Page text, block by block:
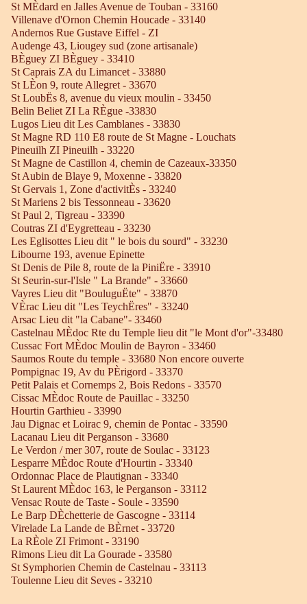
St MÈdard en Jalles Avenue de Touban - 33160
Villenave d'Ornon Chemin Houcade - 33140
Andernos Rue Gustave Eiffel - ZI
Audenge 43, Liougey sud (zone artisanale)
BÈguey ZI BÈguey - 33410
St Caprais ZA du Limancet - 33880
St LÈon 9, route Allegret - 33670
St LoubËs 8, avenue du vieux moulin - 33450
Belin Beliet ZI La RÈgue -33830
Lugos Lieu dit Les Camblanes - 33830
St Magne RD 110 E8 route de St Magne - Louchats
Pineuilh ZI Pineuilh - 33220
St Magne de Castillon 4, chemin de Cazeaux-33350
St Aubin de Blaye 9, Moxenne - 33820
St Gervais 1, Zone d'activitÈs - 33240
St Mariens 2 bis Tessonneau - 33620
St Paul 2, Tigreau - 33390
Coutras ZI d'Eygretteau - 33230
Les Eglisottes Lieu dit " le bois du sourd" - 33230
Libourne 193, avenue Epinette
St Denis de Pile 8, route de la PiniËre - 33910
St Seurin-sur-l'Isle " La Brande" - 33660
Vayres Lieu dit "BouluguËte" - 33870
VÈrac Lieu dit "Les TeychËres" - 33240
Arsac Lieu dit "la Cabane"- 33460
Castelnau MÈdoc Rte du Temple lieu dit "le Mont d'or"-33480
Cussac Fort MÈdoc Moulin de Bayron - 33460
Saumos Route du temple - 33680 Non encore ouverte
Pompignac 19, Av du PÈrigord - 33370
Petit Palais et Cornemps 2, Bois Redons - 33570
Cissac MÈdoc Route de Pauillac - 33250
Hourtin Garthieu - 33990
Jau Dignac et Loirac 9, chemin de Pontac - 33590
Lacanau Lieu dit Perganson - 33680
Le Verdon / mer 307, route de Soulac - 33123
Lesparre MÈdoc Route d'Hourtin - 33340
Ordonnac Place de Plautignan - 33340
St Laurent MÈdoc 163, le Perganson - 33112
Vensac Route de Taste - Soule - 33590
Le Barp DÈchetterie de Gascogne - 33114
Virelade La Lande de BÈrnet - 33720
La RÈole ZI Frimont - 33190
Rimons Lieu dit La Gourade - 33580
St Symphorien Chemin de Castelnau - 33113
Toulenne Lieu dit Seves - 33210